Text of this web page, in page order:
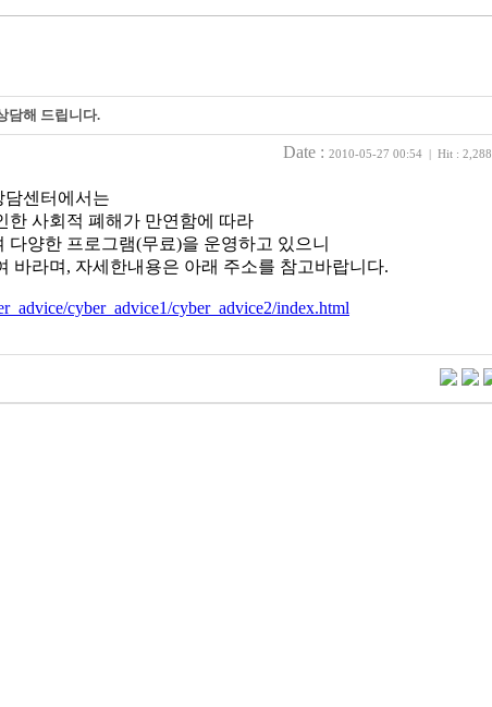
담해 드립니다.
Date : 2010-05-27 00:54 | Hit : 2,288
센터에서는
한 사회적 폐해가 만연함에 따라
양한 프로그램(무료)을 운영하고 있으니
바라며, 자세한내용은 아래 주소를 참고바랍니다.
cyber_advice1/cyber_advice2/index.html